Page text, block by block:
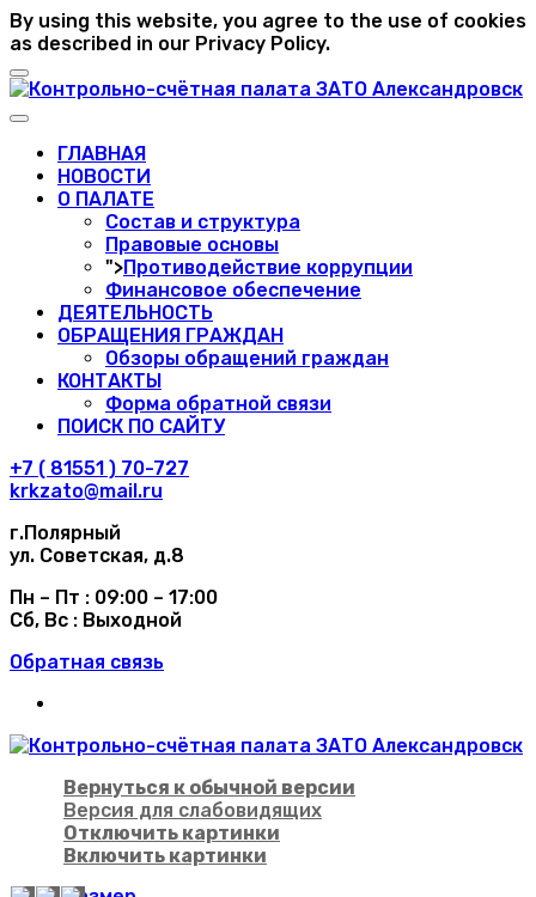
By using this website, you agree to the use of cookies
as described in our Privacy Policy.
ГЛАВНАЯ
НОВОСТИ
О ПАЛАТЕ
Состав и структура
Правовые основы
">Противодействие коррупции
Финансовое обеспечение
ДЕЯТЕЛЬНОСТЬ
ОБРАЩЕНИЯ ГРАЖДАН
Обзоры обращений граждан
КОНТАКТЫ
Форма обратной связи
ПОИСК ПО САЙТУ
+7 ( 81551 ) 70-727
krkzato@mail.ru
г.Полярный
ул. Советская, д.8
Пн – Пт : 09:00 – 17:00
Сб, Вс : Выходной
Обратная связь
Вернуться к обычной версии
Версия для слабовидящих
Отключить картинки
Включить картинки